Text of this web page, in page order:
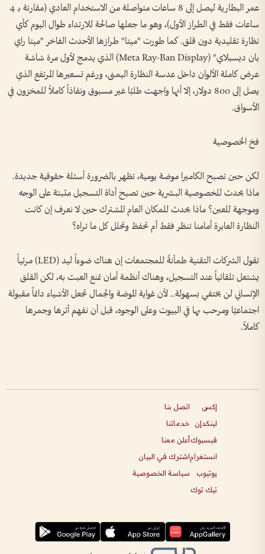
عمر البطارية ليصل إلى 8 ساعات متواصلة من الاستخدام العادي (مقارنة بـ 4
ساعات فقط في الطراز الأول)، وهو ما جعلها صالحة للارتداء طوال اليوم كأي
نظارة تقليدية دون قلق. كما طورت "ميتا" طرازها الأحدث الفاخر "ميتا راي
بان ديسبلاي" (Meta Ray-Ban Display) الذي يدمج لأول مرة شاشة
عرض كاملة الألوان داخل عدسة النظارة اليمنى، ورغم تسعيرها المرتفع الذي
يصل إلى 800 دولار، إلا أنها واجهت طلبًا غير مسبوق ونفاذاً كاملاً للمخزون في
الأسواق.
فخ الخصوصية
لكن حين تصبح الكاميرا موضة يومية، تظهر بالضرورة أسئلة حقوقية جديدة.
ماذا يحدث للخصوصية البشرية حين تصبح أداة التسجيل مثبتة على الوجه
وموجهة للعين؟ ماذا يحدث للمكان العام المشترك حين لا نعرف إن كانت
النظارة العابرة أمامنا تنظر فقط أم تحفظ وتحلل كل ما تراه؟
تقول الشركات التقنية طمأنةً للمجتمعات إن هناك ضوءاً ليد (LED) مرئياً
يشتعل تلقائياً عند التسجيل، وهناك أنظمة أمان تمنع العبث به، لكن القلق
الإنساني لن يختفي بسهولة.. لأن غواية الموضة والجمال تجعل الأشياء دائماً مقبولة
اجتماعيًا ومرحب بها في البيوت وعلى الوجوه، قبل أن نفهم أثرها وجمرها
كاملاً.
إكس
لينكدإن
فيسبوك
انستغرام
يوتيوب
تيك توك
اتصل بنا
خدماتنا
أعلن معنا
اشترك في البيان
سياسة الخصوصية